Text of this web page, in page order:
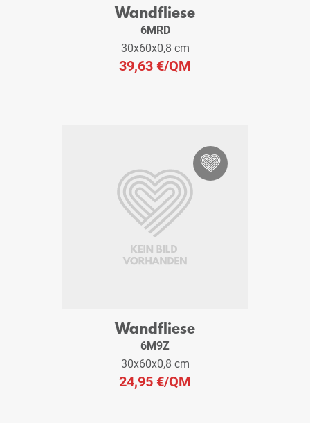
Wandfliese
6MRD
30x60x0,8 cm
39,63 €/QM
Wandfliese
6M9Z
30x60x0,8 cm
24,95 €/QM